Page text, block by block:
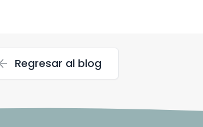
Regresar al blog